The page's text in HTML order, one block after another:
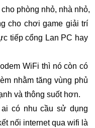
cho phòng nhỏ, nhà nhỏ,
cho chơi game giải trí
tiếp cổng Lan PC hay
WiFi thì nó còn có
nhằm tăng vùng phủ
và thông suốt hơn.
có nhu cầu sử dụng
nối internet qua wifi là